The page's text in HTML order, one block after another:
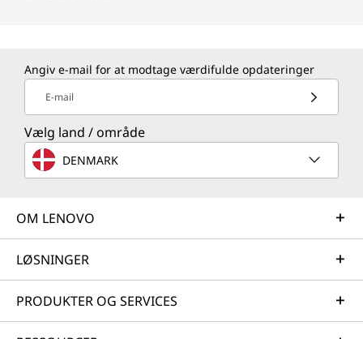
Angiv e-mail for at modtage værdifulde opdateringer
E-mail
Vælg land / område
DENMARK
OM LENOVO
LØSNINGER
PRODUKTER OG SERVICES